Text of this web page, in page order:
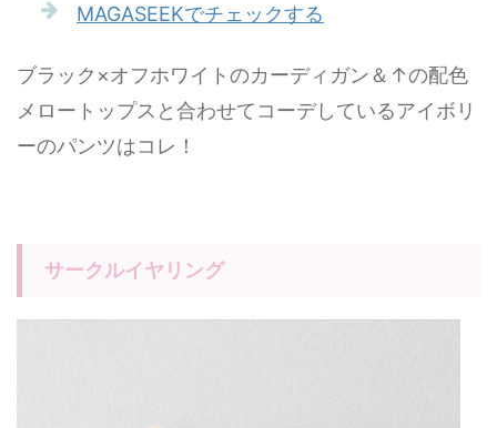
MAGASEEKでチェックする
ブラック×オフホワイトのカーディガン＆↑の配色
メロートップスと合わせてコーデしているアイボリ
ーのパンツはコレ！
サークルイヤリング